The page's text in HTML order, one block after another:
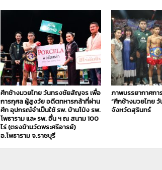
ศึกช้างมวยไทย วันทรงชัยสัญจร เพื่อ
การกุศล ผู้สูงวัย อดีตทหารกล้าที่ผ่าน
ศึก อุปกรณ์จำเป็นใช้ รพ. บ้านโป่ง รพ.
โพธาราม และ รพ. อื่น ฯ ณ สนาม 100
ไร่ (ตรงข้ามวัดพระศรีอารย์)
อ.โพธาราม จ.ราชบุรี
ภาพบรรยากาศก
“ศึกช้างมวยไทย
จังหวัดสุรินทร์